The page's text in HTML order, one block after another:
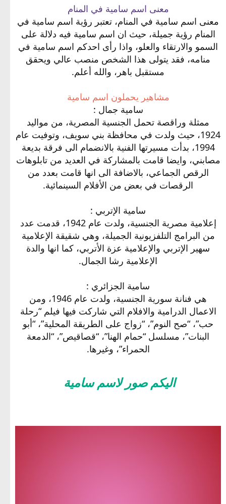
معنى اسم سامية في المنام
معنى اسم سامية في المنام، تعتبر رؤية اسم سامية في
المنام رؤية جميلة، حيث ان اسم سامية فيه دلالة على
السمو والارتقاء والعلو، واذا رأى احدكم اسم سامية في
منامه، فقد يتولى هذا الشخص منصب عالي ويحقق
مستقبل باهر، والله أعلم.
مشاهير يحملون اسم سامية
سامية جمال :
ممثلة وراقصة تحمل الجنسية المصرية، من مواليد
1924، حيث ولدت في محافظة بني سويف، وتوفيت عام
1994، بدأت مسيرتها الفنية بالانضمام الى فرقة بديعة
مصابني، وايضا قامت بالمشاركة في العديد من تابلوهات
الرقص الجماعي، بالاضافة الى انها قامت بعدد من
الرقصات في بعض من الأفلام السينمائية.
سامية الإتربي :
إعلامية مصرية الجنسية، ولدت عام 1942، قدمت عدد
من البرامج التلفزيونية الجميلة، وهي شقيقة الإعلامية
سهير الإتربي والإعلامية عزة الأتربي، كما انها والدة
الإعلامية رشا الجمال.
سامية الجزائري :
هي فنانة سورية الجنسية، ولدت عام 1946، ومن
الاعمال الدرامية والافلام التي شاركت فيها فيلم “رحلة
حب”، “صح النوم”، “زواج على الطريقة المحلية”، “أبو
البنات”، مسلسل “حمام الهنا”، “قصاقيص”، “الدمعة
الحمراء”، وغيرها.
اليكم صور لاسم سامية